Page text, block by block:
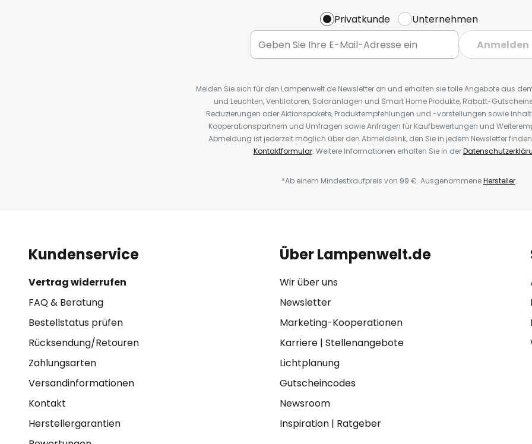
Privatkunde
Unternehmen
Anmelden
Melden Sie sich für den Lampenwelt.de Newsletter an und erhalten sie tolle Angebote aus
und Leuchten, Ventilatoren, Solaranlagen und Smart Home Produkte, Rabatt-
Reduzierungen oder Aktionspakete, Produktempfehlungen und -vorstellungen sowie
Kooperationspartnern und Umfragen sowie Anfragen für Kaufbewertungen und
Abmeldung ist jederzeit möglich über den Abmeldelink, den Sie in jedem Newsletter
Kontaktformular. Weitere Informationen erhalten Sie in der
*Ab einem Mindestkaufpreis von 99 €. AusgenommeneHersteller.
Kundenservice
Vertrag widerrufen
FAQ & Beratung
Bestellstatus prüfen
Rücksendung/Retouren
Zahlungsarten
Versandinformationen
Kontakt
Herstellergarantien
Über Lampenwelt.de
Wir über uns
Newsletter
Marketing-Kooperationen
Karriere| Stellenangebote
Lichtplanung
Gutscheincodes
Newsroom
Inspiration| Ratgeber